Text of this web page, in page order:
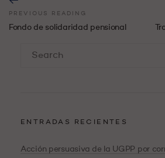
PREVIOUS READING
Fondo de solidaridad pensional
ENTRADAS RECIENTES
Acción persuasiva de la UGPP por